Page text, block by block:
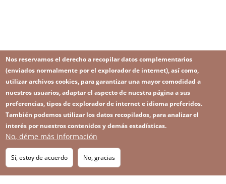
Footer
menu
Suscríbase a nuestro Newsletter
Image
SITEMAP
IMAGE
Nos reservamos el derecho a recopilar datos complementarios
(enviados normalmente por el explorador de internet), así como,
utilizar archivos cookies, para garantizar una mayor comodidad a
nuestros usuarios, adaptar el aspecto de nuestra página a sus
preferencias, tipos de explorador de internet e idioma preferidos.
También podemos utilizar los datos recopilados, para analizar el
interés por nuestros contenidos y demás estadísticas.
No, déme más información
Sí, estoy de acuerdo No, gracias